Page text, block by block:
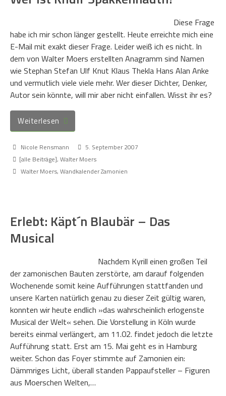
Diese Frage
habe ich mir schon länger gestellt. Heute erreichte mich eine
E-Mail mit exakt dieser Frage. Leider weiß ich es nicht. In
dem von Walter Moers erstellten Anagramm sind Namen
wie Stephan Stefan Ulf Knut Klaus Thekla Hans Alan Anke
und vermutlich viele viele mehr. Wer dieser Dichter, Denker,
Autor sein könnte, will mir aber nicht einfallen. Wisst ihr es?
Weiterlesen
Nicole Rensmann
5. September 2007
[alle Beiträge], Walter Moers
Walter Moers, Wandkalender Zamonien
Erlebt: Käpt´n Blaubär – Das
Musical
Nachdem Kyrill einen großen Teil
der zamonischen Bauten zerstörte, am darauf folgenden
Wochenende somit keine Aufführungen stattfanden und
unsere Karten natürlich genau zu dieser Zeit gültig waren,
konnten wir heute endlich »das wahrscheinlich erlogenste
Musical der Welt« sehen. Die Vorstellung in Köln wurde
bereits einmal verlängert, am 11.02. findet jedoch die letzte
Aufführung statt. Erst am 15. Mai geht es in Hamburg
weiter. Schon das Foyer stimmte auf Zamonien ein:
Dämmriges Licht, überall standen Pappaufsteller – Figuren
aus Moerschen Welten,…